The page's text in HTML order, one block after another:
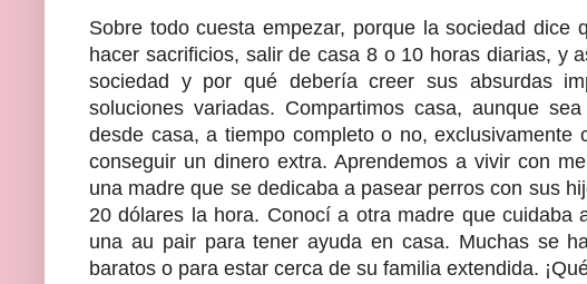
Sobre todo cuesta empezar, porque la sociedad
hacer sacrificios, salir de casa 8 o 10 horas diarias, y
sociedad y por qué debería creer sus absurdas
soluciones variadas. Compartimos casa, aunque
desde casa, a tiempo completo o no,
conseguir un dinero extra. Aprendemos a vivir con
una madre que se dedicaba a pasear perros con sus
20 dólares la hora. Conocí a otra madre que cuidaba
una au pair para tener ayuda en casa. Muchas se
baratos o para estar cerca de su familia extendida.